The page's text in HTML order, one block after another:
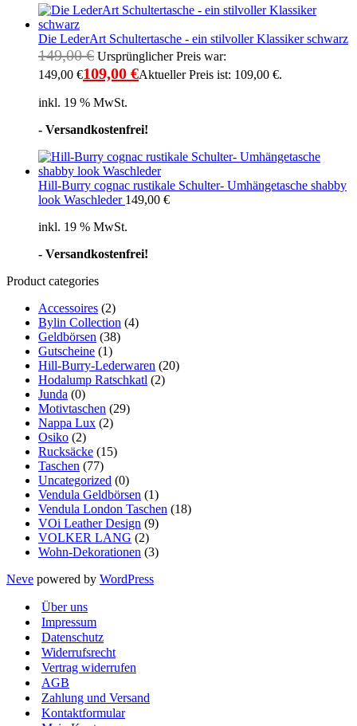
Die LederArt Schultertasche - ein stilvoller Klassiker schwarz
149,00€ Ursprünglicher Preis war:
149,00 €109,00 €Aktueller Preis ist: 109,00 €.
inkl. 19 % MwSt.
- Versandkostenfrei!
Hill-Burry cognac rustikale Schulter- Umhängetasche shabby
look Waschleder 149,00 €
inkl. 19 % MwSt.
- Versandkostenfrei!
Product categories
Accessoires (2)
Bylin Collection (4)
Geldbörsen (38)
Gutscheine (1)
Hill-Burry-Lederwaren (20)
Hodalump Ratschkatl (2)
Junda (0)
Motivtaschen (29)
Nappa Lux (2)
Osiko (2)
Rucksäcke (15)
Taschen (77)
Uncategorized (0)
Vendula Geldbörsen (1)
Vendula London Taschen (18)
VOi Leather Design (9)
VOLKER LANG (2)
Wohn-Dekorationen (3)
Neve powered by WordPress
Über uns
Impressum
Datenschutz
Widerrufsrecht
Vertrag widerrufen
AGB
Zahlung und Versand
Kontaktformular